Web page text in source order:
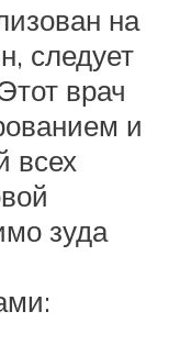
на
следует
врач
и
всех
зуда